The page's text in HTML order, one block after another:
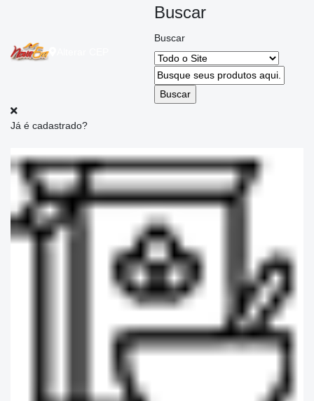
Buscar
Buscar
Já é cadastrado?